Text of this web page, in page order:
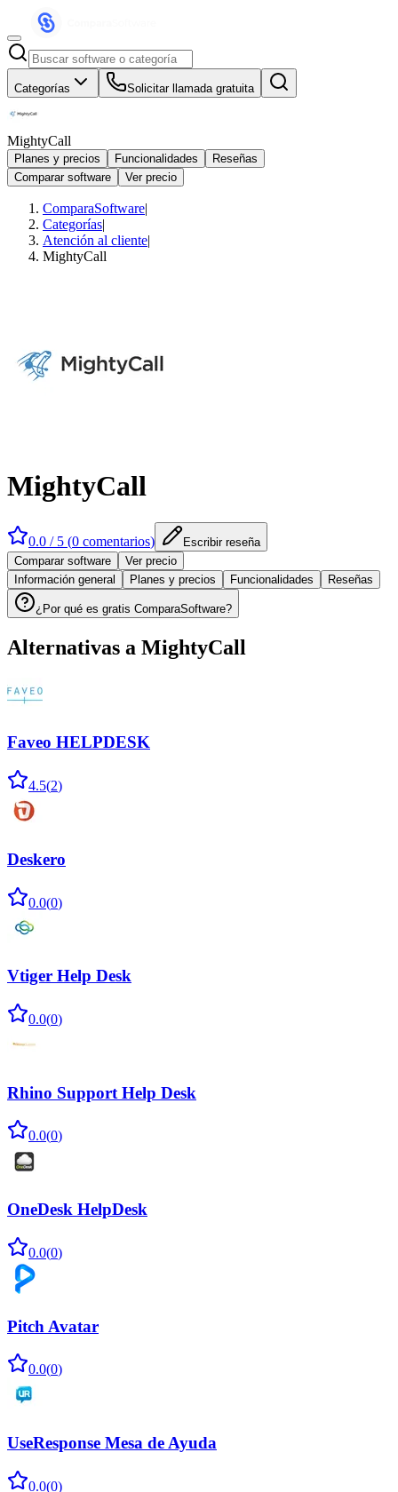
Categorías Solicitar llamada gratuita
MightyCall
Planes y precios Funcionalidades
Reseñas
Comparar software
Ver precio
ComparaSoftware|
Categorías|
Atención al cliente|
MightyCall
MightyCall
0.0 / 5 (0 comentarios)
Escribir reseña
Comparar software
Ver precio
Información general
Planes y precios Funcionalidades Reseñas
¿Por qué es gratis ComparaSoftware?
Alternativas a MightyCall
Faveo HELPDESK
4.5(2)
Deskero
0.0(0)
Vtiger Help Desk
0.0(0)
Rhino Support Help Desk
0.0(0)
OneDesk HelpDesk
0.0(0)
Pitch Avatar
0.0(0)
UseResponse Mesa de Ayuda
0.0(0)